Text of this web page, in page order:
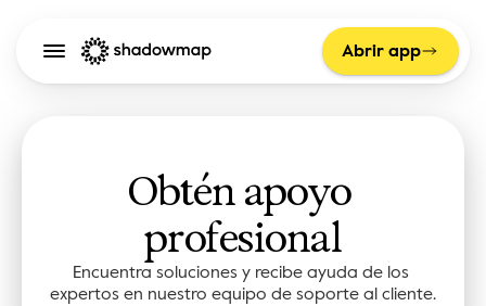
Abrir app
Obtén apoyo
profesional
Encuentra soluciones y recibe ayuda de los
expertos en nuestro equipo de soporte al cliente.